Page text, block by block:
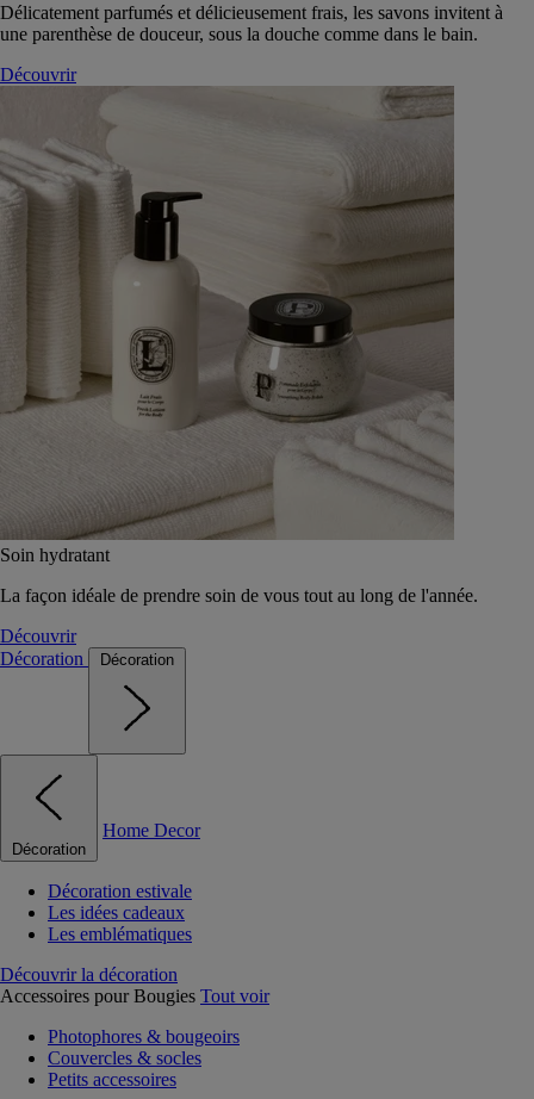
Délicatement parfumés et délicieusement frais, les savons invitent à
une parenthèse de douceur, sous la douche comme dans le bain.
Découvrir
Soin hydratant
La façon idéale de prendre soin de vous tout au long de l'année.
Découvrir
Décoration
Décoration
Décoration
Home Decor
Décoration estivale
Les idées cadeaux
Les emblématiques
Découvrir la décoration
Accessoires pour Bougies Tout voir
Photophores & bougeoirs
Couvercles & socles
Petits accessoires